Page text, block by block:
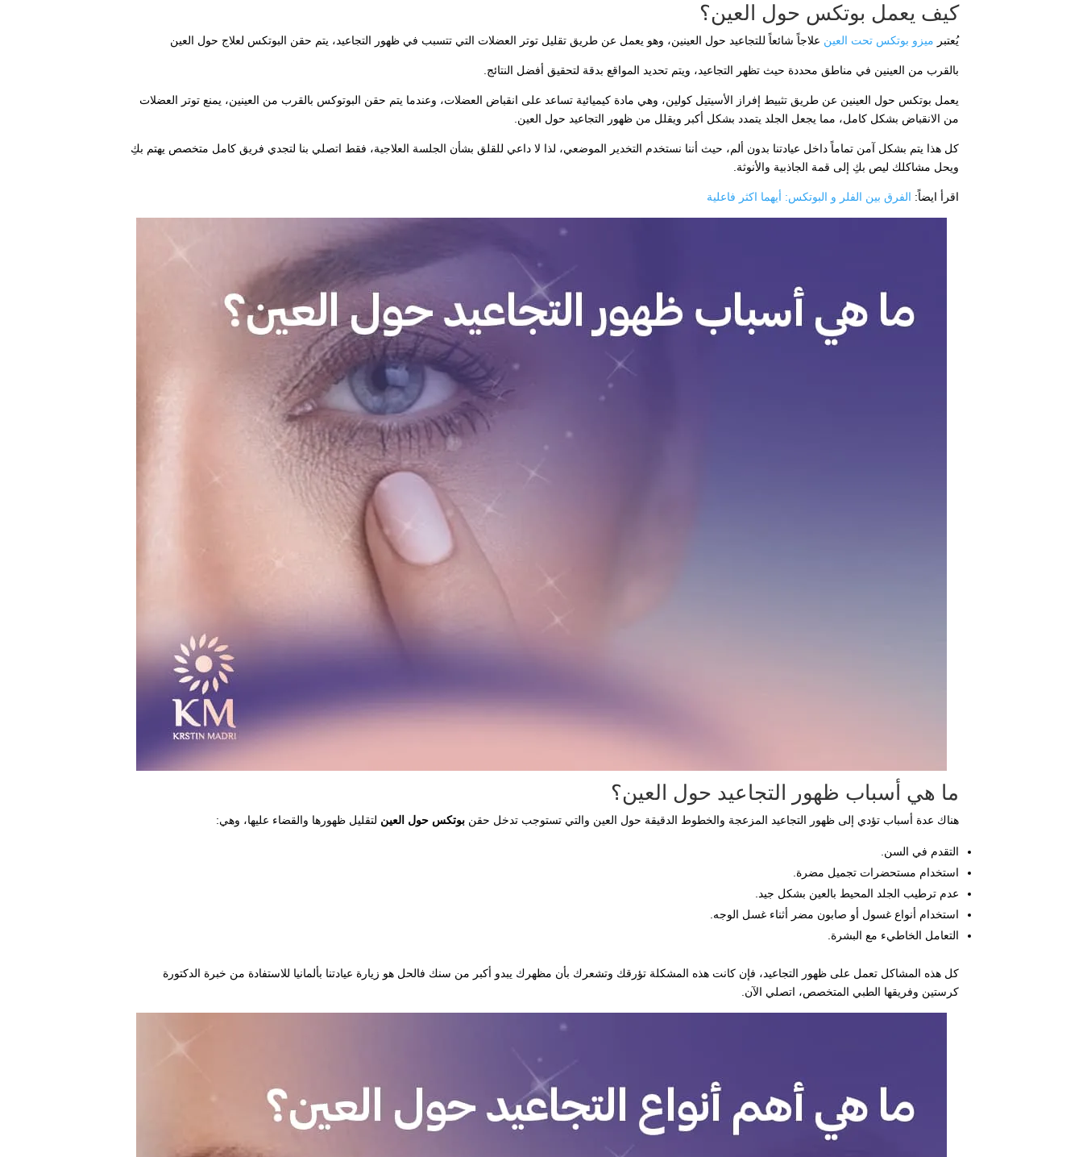
كيف يعمل بوتكس حول العين؟
يُعتبر ميزو بوتكس تحت العين علاجاً شائعاً للتجاعيد حول العينين، وهو يعمل عن طريق تقليل توتر العضلات التي تتسبب في ظهور التجاعيد، يتم حقن البوتكس لعلاج حول العين
بالقرب من العينين في مناطق محددة حيث تظهر التجاعيد، ويتم تحديد المواقع بدقة لتحقيق أفضل النتائج.
يعمل بوتكس حول العينين عن طريق تثبيط إفراز الأسيتيل كولين، وهي مادة كيميائية تساعد على انقباض العضلات، وعندما يتم حقن البوتوكس بالقرب من العينين، يمنع توتر العضلات
من الانقباض بشكل كامل، مما يجعل الجلد يتمدد بشكل أكبر ويقلل من ظهور التجاعيد حول العين.
كل هذا يتم بشكل آمن تماماً داخل عيادتنا بدون ألم، حيث أننا نستخدم التخدير الموضعي، لذا لا داعي للقلق بشأن الجلسة العلاجية، فقط اتصلي بنا لتجدي فريق كامل متخصص يهتم بكِ
ويحل مشاكلك ليص بكِ إلى قمة الجاذبية والأنوثة.
اقرأ ايضاً: الفرق بين الفلر و البوتكس: أيهما اكثر فاعلية
ما هي أسباب ظهور التجاعيد حول العين؟
هناك عدة أسباب تؤدي إلى ظهور التجاعيد المزعجة والخطوط الدقيقة حول العين والتي تستوجب تدخل حقنبوتكس حول العين لتقليل ظهورها والقضاء عليها، وهي:
التقدم في السن.
استخدام مستحضرات تجميل مضرة.
عدم ترطيب الجلد المحيط بالعين بشكل جيد.
استخدام أنواع غسول أو صابون مضر أثناء غسل الوجه.
التعامل الخاطيء مع البشرة.
كل هذه المشاكل تعمل على ظهور التجاعيد، فإن كانت هذه المشكلة تؤرقك وتشعرك بأن مظهرك يبدو أكبر من سنك فالحل هو زيارة عيادتنا بألمانيا للاستفادة من خبرة الدكتورة
كرستين وفريقها الطبي المتخصص، اتصلي الآن.